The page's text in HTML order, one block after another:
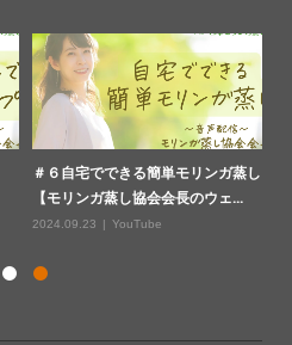
＃11 モリンガ蒸しの美容効果に迫
る【モリンガ蒸し協会会長の...
2024.09.28 YouTube